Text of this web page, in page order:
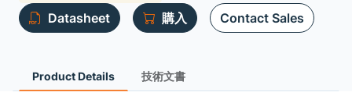
Datasheet 購入 Contact Sales
Product Details 技術文書